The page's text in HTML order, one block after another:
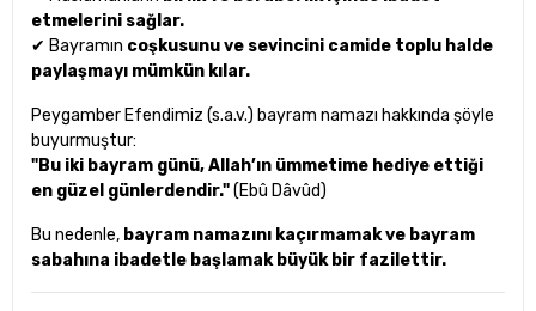
etmelerini sağlar.
✔ Bayramın coşkusunu ve sevincini camide toplu halde
paylaşmayı mümkün kılar.
Peygamber Efendimiz (s.a.v.) bayram namazı hakkında şöyle
buyurmuştur:
"Bu iki bayram günü, Allah’ın ümmetime hediye ettiği
en güzel günlerdendir."(Ebû Dâvûd)
Bu nedenle, bayram namazını kaçırmamak ve bayram
sabahına ibadetle başlamak büyük bir fazilettir.